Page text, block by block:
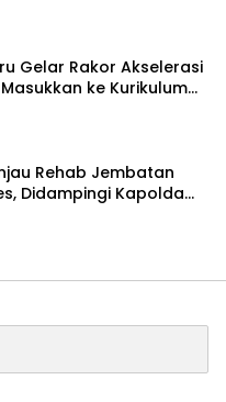
Gelar Rakor Akselerasi
ke Kurikulum
Rehab Jembatan
Didampingi Kapolda